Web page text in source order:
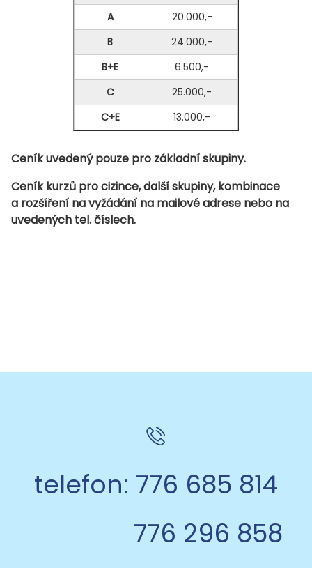
A
20.000,-
B
24.000,-
B+E
6.500,-
C
25.000,-
C+E
13.000,-
Ceník uvedený pouze pro základní skupiny.
Ceník kurzů pro cizince, další skupiny, kombinace
a rozšíření na vyžádání na mailové adrese nebo na
uvedených tel. číslech.
telefon: 776 685 814
776 296 858